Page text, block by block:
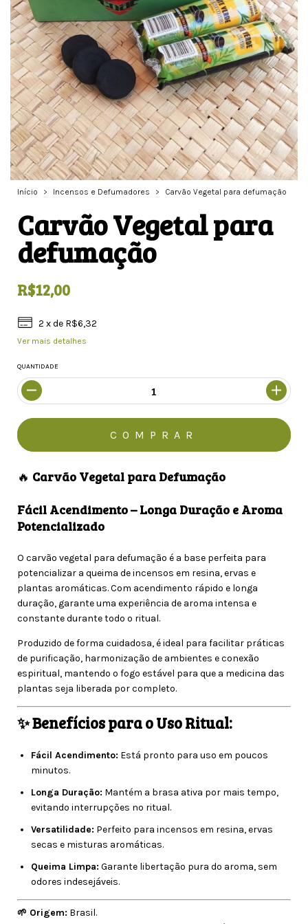
Início > Incensos e Defumadores > Carvão Vegetal para defumação
Carvão Vegetal para
defumação
R$12,00
2 x de R$6,32
Ver mais detalhes
QUANTIDADE
🔥 Carvão Vegetal para Defumação
Fácil Acendimento – Longa Duração e Aroma
Potencializado
O carvão vegetal para defumação é a base perfeita para
potencializar a queima de incensos em resina, ervas e
plantas aromáticas. Com acendimento rápido e longa
duração, garante uma experiência de aroma intensa e
constante durante todo o ritual.
Produzido de forma cuidadosa, é ideal para facilitar práticas
de purificação, harmonização de ambientes e conexão
espiritual, mantendo o fogo estável para que a medicina das
plantas seja liberada por completo.
✨ Benefícios para o Uso Ritual:
Fácil Acendimento: Está pronto para uso em poucos
minutos.
Longa Duração: Mantém a brasa ativa por mais tempo,
evitando interrupções no ritual.
Versatilidade: Perfeito para incensos em resina, ervas
secas e misturas aromáticas.
Queima Limpa: Garante libertação pura do aroma, sem
odores indesejáveis.
🌱 Origem: Brasil.